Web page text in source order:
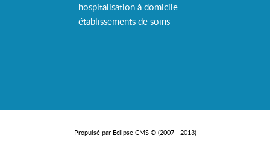
hospitalisation à domicile
établissements de soins
Propulsé par Eclipse CMS © (2007 - 2013)